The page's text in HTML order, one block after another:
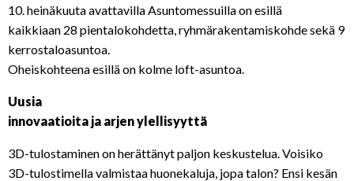
10. heinäkuuta avattavilla Asuntomessuilla on esillä
kaikkiaan 28 pientalokohdetta, ryhmärakentamiskohde sekä 9
kerrostaloasuntoa.
Oheiskohteena esillä on kolme loft-asuntoa.
Uusia
innovaatioita ja arjen ylellisyyttä
3D-tulostaminen on herättänyt paljon keskustelua. Voisiko
3D-tulostimella valmistaa huonekaluja, jopa talon? Ensi kesän